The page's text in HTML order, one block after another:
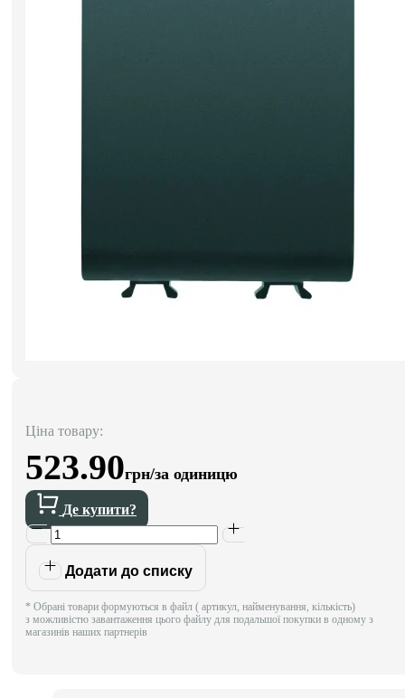
Ціна товару:
523.90грн/за одиницю
Де купити?
Додати до списку
* Обрані товари формуються в файл ( артикул, найменування, кількість)
з можливістю завантаження цього файлу для подальшої покупки в одному з
магазинів наших партнерів